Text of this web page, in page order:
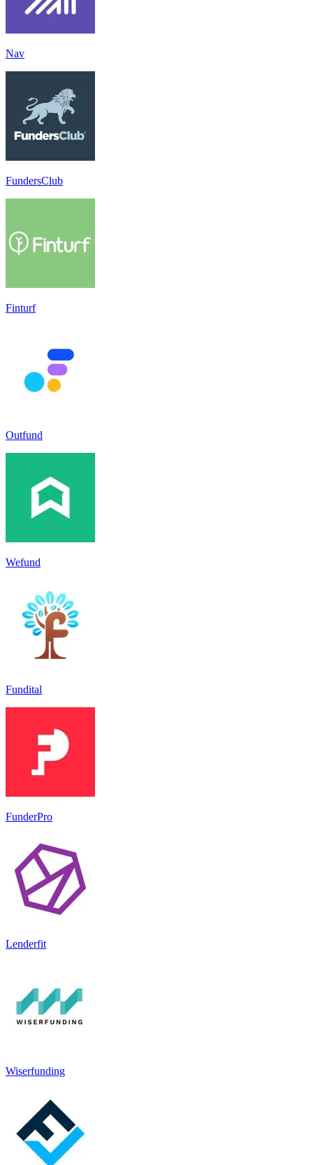
Nav
FundersClub
Finturf
Outfund
Wefund
Fundital
FunderPro
Lenderfit
Wiserfunding